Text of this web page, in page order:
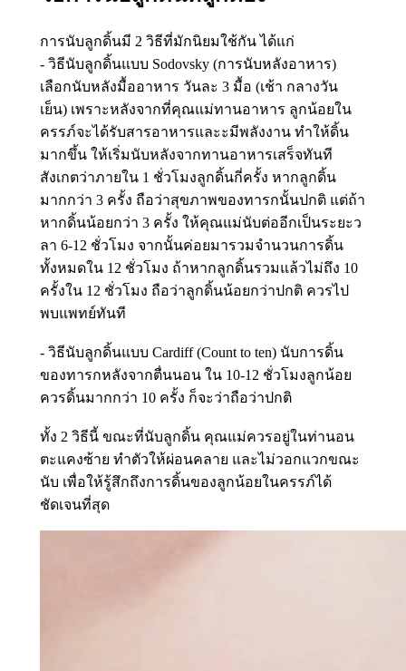
การนับลูกดิ้นมี 2 วิธีที่มักนิยมใช้กัน ได้แก่
- วิธีนับลูกดิ้นแบบ Sodovsky (การนับหลังอาหาร)
เลือกนับหลังมื้ออาหาร วันละ 3 มื้อ (เช้า กลางวัน
เย็น) เพราะหลังจากที่คุณแม่ทานอาหาร ลูกน้อยใน
ครรภ์จะได้รับสารอาหารและะมีพลังงาน ทำให้ดิ้น
มากขึ้น ให้เริ่มนับหลังจากทานอาหารเสร็จทันที
สังเกตว่าภายใน 1 ชั่วโมงลูกดิ้นกี่ครั้ง หากลูกดิ้น
มากกว่า 3 ครั้ง ถือว่าสุขภาพของทารกนั้นปกติ แต่ถ้า
หากดิ้นน้อยกว่า 3 ครั้ง ให้คุณแม่นับต่ออีกเป็นระยะว
ลา 6-12 ชั่วโมง จากนั้นค่อยมารวมจำนวนการดิ้น
ทั้งหมดใน 12 ชั่วโมง ถ้าหากลูกดิ้นรวมแล้วไม่ถึง 10
ครั้งใน 12 ชั่วโมง ถือว่าลูกดิ้นน้อยกว่าปกติ ควรไป
พบแพทย์ทันที
- วิธีนับลูกดิ้นแบบ Cardiff (Count to ten) นับการดิ้น
ของทารกหลังจากตื่นนอน ใน 10-12 ชั่วโมงลูกน้อย
ควรดิ้นมากกว่า 10 ครั้ง ก็จะว่าถือว่าปกติ
ทั้ง 2 วิธีนี้ ขณะที่นับลูกดิ้น คุณแม่ควรอยู่ในท่านอน
ตะแคงซ้าย ทำตัวให้ผ่อนคลาย และไม่วอกแวกขณะ
นับ เพื่อให้รู้สึกถึงการดิ้นของลูกน้อยในครรภ์ได้
ชัดเจนที่สุด